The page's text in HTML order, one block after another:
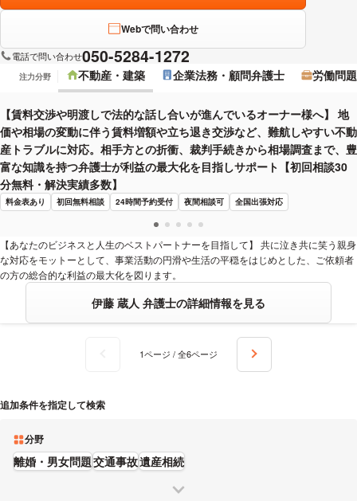
Webで問い合わせ
電話で問い合わせ050-5284-1272
注力分野 不動産・建築 企業法務・顧問弁護士 労働問題
【賃料交渉や明渡しで法的な話し合いが進んでいるオーナー様へ】 地
価や相場の変動に伴う賃料増額や立ち退き交渉など、難航しやすい不動
産トラブルに対応。相手方との折衝、裁判手続きから相場調査まで、豊
富な知識を持つ弁護士が利益の最大化を目指しサポート【初回相談30
分無料・解決実績多数】
料金表あり 初回無料相談 24時間予約受付 夜間相談可 全国出張対応
【あなたのビジネスと人生のベストパートナーを目指して】 共に泣き共に笑う親身
な対応をモットーとして、事業活動の円滑や生活の平穏をはじめとした、ご依頼者
の方の総合的な利益の最大化を図ります。
伊藤 蔵人 弁護士の詳細情報を見る
1ページ / 全6ページ
追加条件を指定して検索
分野
離婚・男女問題交通事故遺産相続